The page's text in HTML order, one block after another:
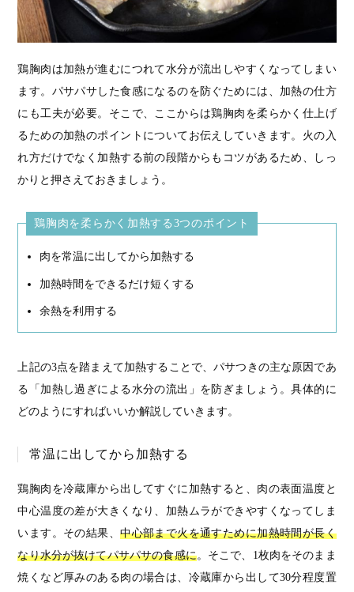
鶏胸肉は加熱が進むにつれて水分が流出しやすくなってしまい
ます。パサパサした食感になるのを防ぐためには、加熱の仕方
にも工夫が必要。そこで、ここからは鶏胸肉を柔らかく仕上げ
るための加熱のポイントについてお伝えしていきます。火の入
れ方だけでなく加熱する前の段階からもコツがあるため、しっ
かりと押さえておきましょう。
鶏胸肉を柔らかく加熱する3つのポイント
肉を常温に出してから加熱する
加熱時間をできるだけ短くする
余熱を利用する
上記の3点を踏まえて加熱することで、パサつきの主な原因であ
る「加熱し過ぎによる水分の流出」を防ぎましょう。具体的に
どのようにすればいいか解説していきます。
常温に出してから加熱する
鶏胸肉を冷蔵庫から出してすぐに加熱すると、肉の表面温度と
中心温度の差が大きくなり、加熱ムラができやすくなってしま
います。その結果、中心部まで火を通すために加熱時間が長く
なり水分が抜けてパサパサの食感に。そこで、1枚肉をそのまま
焼くなど厚みのある肉の場合は、冷蔵庫から出して30分程度置